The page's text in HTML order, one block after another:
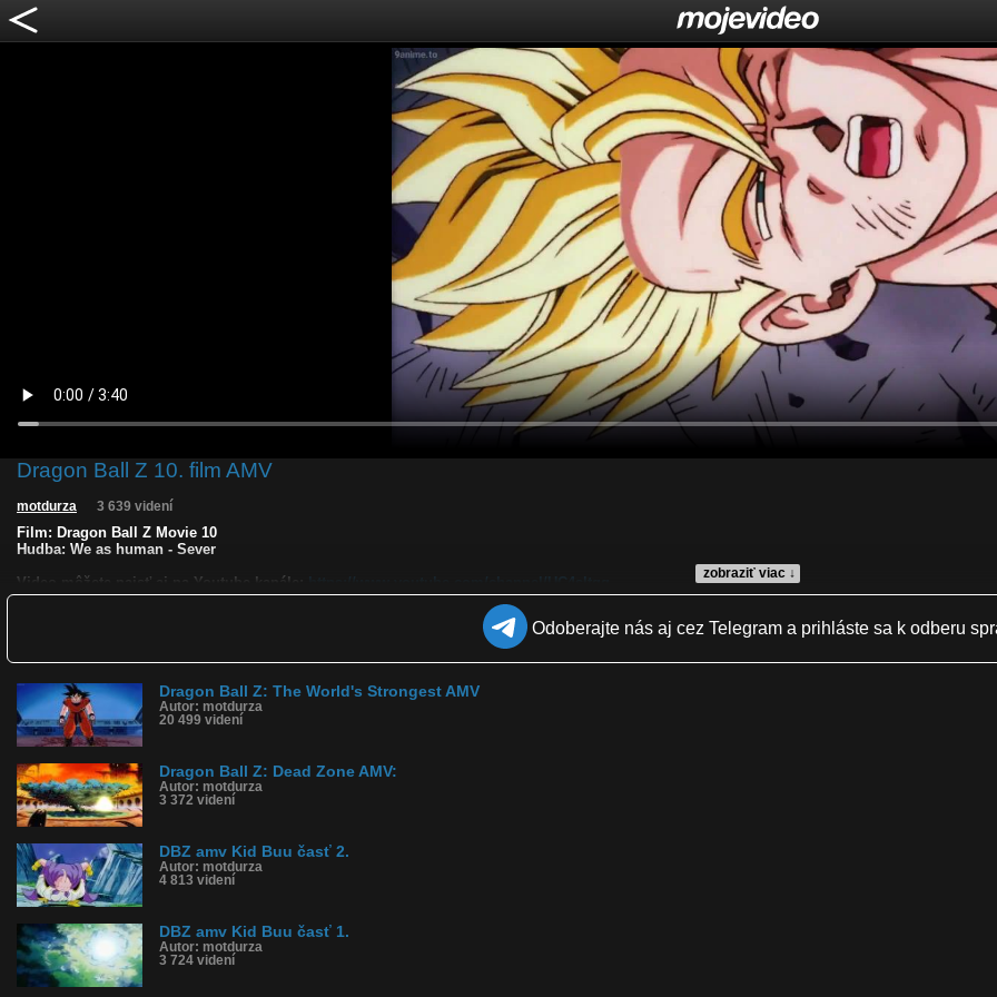
Dragon Ball Z 10. film AMV
zobraziť viac ↓
motdurza 3 639 videní
Film: Dragon Ball Z Movie 10
Hudba: We as human - Sever
Video môžete naisť aj na Youtube kanále: https://www.youtube.com/channel/UC4sltqq...
Komentárov: 0
Dľžka: 3:40
Kategória: animované
Tagy: dragon ball, amv, anime
História sledovanosti videa:
Odoberajte nás aj cez Telegram a prihláste sa k odberu
Dragon Ball Z: The World's Strongest AMV
Autor: motdurza
20 499 videní
Dragon Ball Z: Dead Zone AMV:
Autor: motdurza
3 372 videní
DBZ amv Kid Buu časť 2.
Autor: motdurza
4 813 videní
DBZ amv Kid Buu časť 1.
Autor: motdurza
3 724 videní